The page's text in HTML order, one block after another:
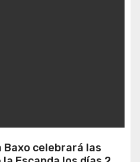
Baxo celebrará las